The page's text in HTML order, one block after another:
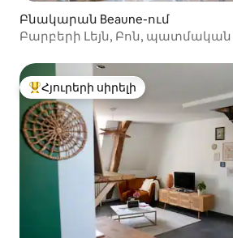
Բնակարան Beaune-ում
Բարբերի Լեյն, Բոն, պատմական
Հյուրերի սիրելի լավագույն տները
Հյուրերի սիրելի